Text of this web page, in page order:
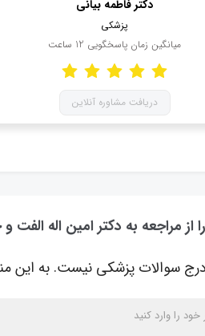
دکتر فاطمه بیانی
پزشکی
میانگین زمان پاسخگویی 12 ساعت
دریافت مشاوره آنلاین
از مراجعه به دکتر امین اله
سوالات پزشکی نیست. به این